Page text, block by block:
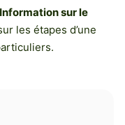
sur le
les étapes d’une